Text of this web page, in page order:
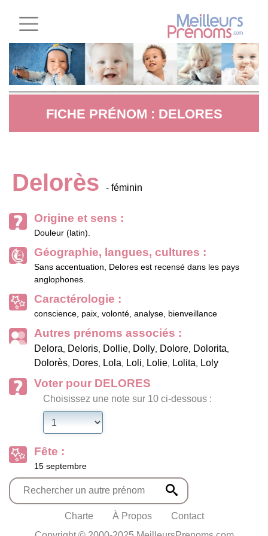
FICHE PRÉNOM : DELORES
Delorès - féminin
Origine et sens :
Douleur (latin).
Géographie, langues, cultures :
Sans accentuation, Delores est recensé dans les pays
anglophones.
Caractérologie :
conscience, paix, volonté, analyse, bienveillance
Autres prénoms associés :
Delora, Deloris, Dollie, Dolly, Dolore, Dolorita,
Dolorès, Dores, Lola, Loli, Lolie, Lolita, Loly
Voter pour DELORES
Choisissez une note sur 10 ci-dessous :
Fête :
15 septembre
Charte À Propos
Contact